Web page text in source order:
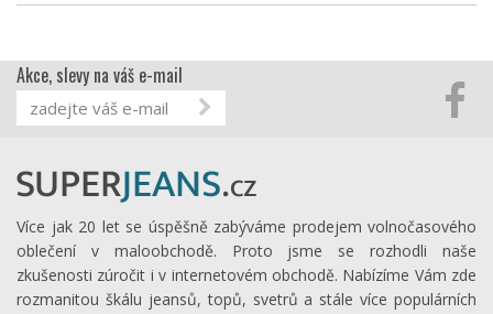
Akce, slevy na váš e-mail
Více jak 20 let se úspěšně zabýváme prodejem volnočasového
oblečení v maloobchodě. Proto jsme se rozhodli naše
zkušenosti zúročit i v internetovém obchodě. Nabízíme Vám zde
rozmanitou škálu jeansů, topů, svetrů a stále více populárních